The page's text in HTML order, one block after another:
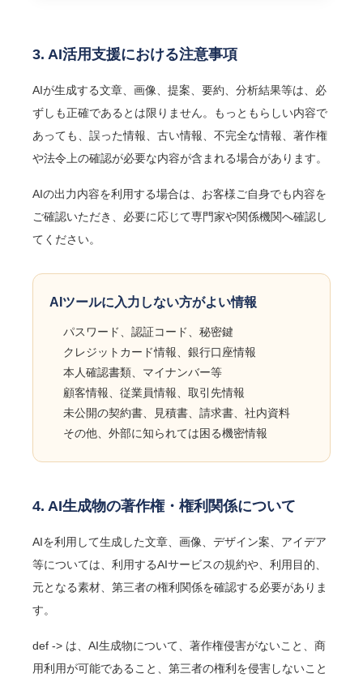
3. AI活用支援における注意事項
AIが生成する文章、画像、提案、要約、分析結果等は、必
ずしも正確であるとは限りません。もっともらしい内容で
あっても、誤った情報、古い情報、不完全な情報、著作権
や法令上の確認が必要な内容が含まれる場合があります。
AIの出力内容を利用する場合は、お客様ご自身でも内容を
ご確認いただき、必要に応じて専門家や関係機関へ確認し
てください。
AIツールに入力しない方がよい情報
パスワード、認証コード、秘密鍵
クレジットカード情報、銀行口座情報
本人確認書類、マイナンバー等
顧客情報、従業員情報、取引先情報
未公開の契約書、見積書、請求書、社内資料
その他、外部に知られては困る機密情報
4. AI生成物の著作権・権利関係について
AIを利用して生成した文章、画像、デザイン案、アイデア
等については、利用するAIサービスの規約や、利用目的、
元となる素材、第三者の権利関係を確認する必要がありま
す。
def -> は、AI生成物について、著作権侵害がないこと、商
用利用が可能であること、第三者の権利を侵害しないこと